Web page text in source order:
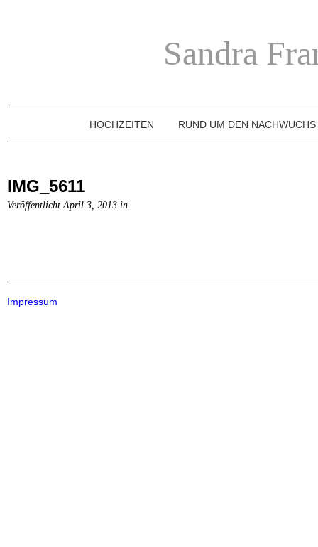
Sandra
HOCHZEITEN RUND UM DEN NACHWUCHS
IMG_5611
Veröffentlicht April 3, 2013 in
Impressum